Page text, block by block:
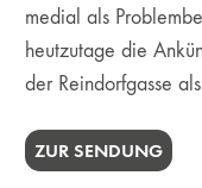
medial als
heutzutage die
der Reindorfgasse
ZUR SENDUNG